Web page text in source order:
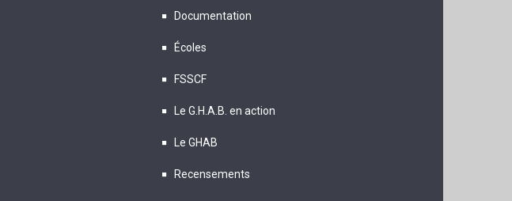
Documentation
Écoles
FSSCF
Le G.H.A.B. en action
Le GHAB
Recensements